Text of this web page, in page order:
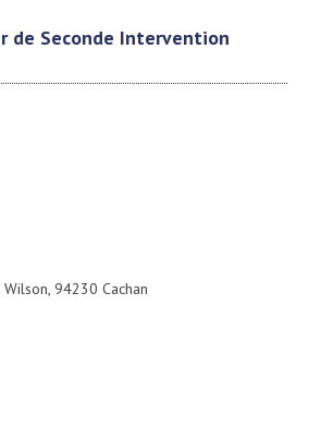
de Seconde Intervention
94230 Cachan